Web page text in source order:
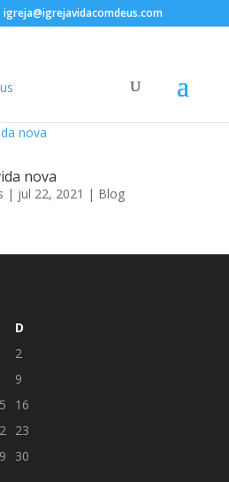
igreja@igrejavidacomdeus.com
nova
| jul 22, 2021 | Blog
D
2
9
16
23
30